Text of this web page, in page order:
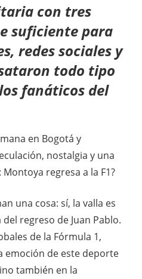
con tres
suficiente para
redes sociales y
todo tipo
fanáticos del
en Bogotá y
nostalgia y una
regresa a la F1?
una cosa: sí, la valla es
regreso de Juan Pablo.
de la Fórmula 1,
emoción de este deporte
también en la